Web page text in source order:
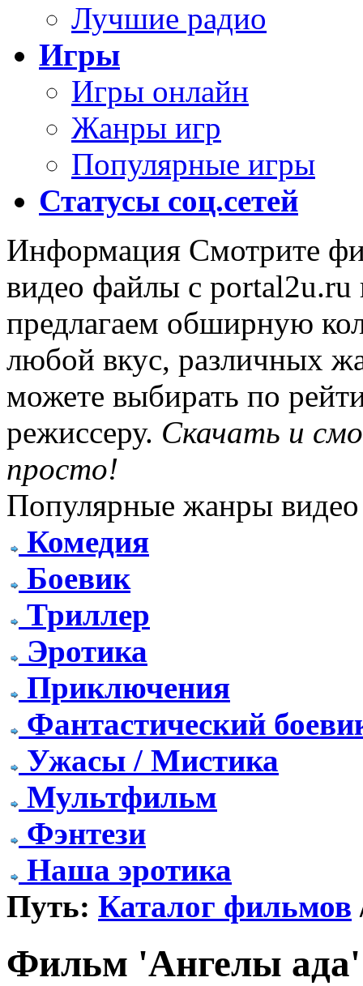
Лучшие радио
Игры
Игры онлайн
Жанры игр
Популярные игры
Статусы соц.сетей
Информация Смотрите
видео файлы с
предлагаем обширную
любой вкус, различных
можете выбирать по
режиссеру. Скачать и
просто!
Популярные жанры видео
Комедия
Боевик
Триллер
Эротика
Приключения
Фантастический
Ужасы / Мистика
Мультфильм
Фэнтези
Наша эротика
Путь: Каталог фильмов
Фильм 'Ангелы ада'